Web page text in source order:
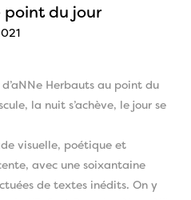
point du jour
Herbauts au point du
la nuit s’achève, le jour se
visuelle, poétique et
avec une soixantaine
de textes inédits. On y